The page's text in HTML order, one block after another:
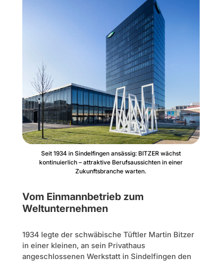
Seit 1934 in Sindelfingen ansässig: BITZER wächst
kontinuierlich – attraktive Berufsaussichten in einer
Zukunftsbranche warten.
Vom Einmannbetrieb zum
Weltunternehmen
1934 legte der schwäbische Tüftler Martin Bitzer
in einer kleinen, an sein Privathaus
angeschlossenen Werkstatt in Sindelfingen den